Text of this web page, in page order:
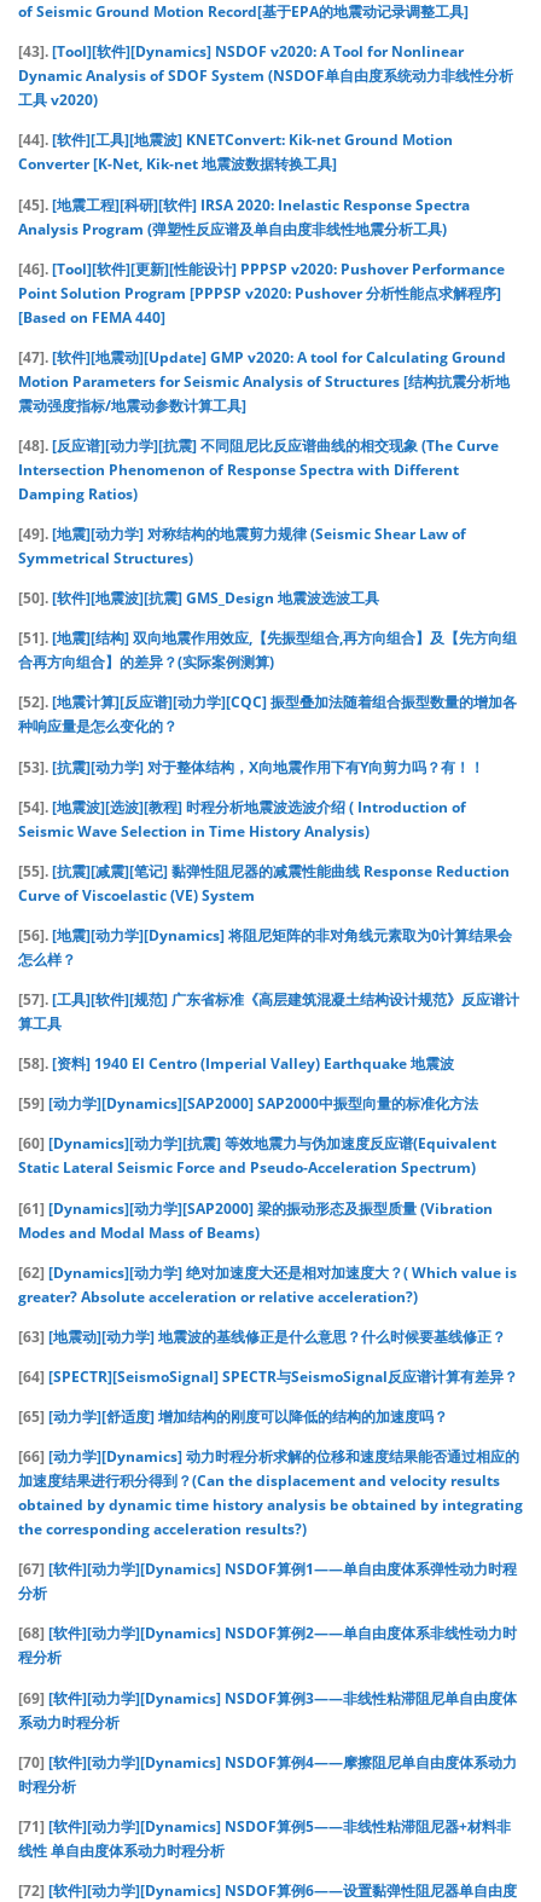
of Seismic Ground Motion Record[基于EPA的地震动记录调整工具]
[43].[Tool][软件][Dynamics] NSDOF v2020: A Tool for Nonlinear
Dynamic Analysis of SDOF System (NSDOF单自由度系统动力非线性分析
工具 v2020)
[44].[软件][工具][地震波] KNETConvert: Kik-net Ground Motion
Converter [K-Net, Kik-net 地震波数据转换工具]
[45].[地震工程][科研][软件] IRSA 2020: Inelastic Response Spectra
Analysis Program (弹塑性反应谱及单自由度非线性地震分析工具)
[46].[Tool][软件][更新][性能设计] PPPSP v2020: Pushover Performance
Point Solution Program [PPPSP v2020: Pushover 分析性能点求解程序]
[Based on FEMA 440]
[47].[软件][地震动][Update] GMP v2020: A tool for Calculating Ground
Motion Parameters for Seismic Analysis of Structures [结构抗震分析地
震动强度指标/地震动参数计算工具]
[48].[反应谱][动力学][抗震] 不同阻尼比反应谱曲线的相交现象 (The Curve
Intersection Phenomenon of Response Spectra with Different
Damping Ratios)
[49].[地震][动力学] 对称结构的地震剪力规律 (Seismic Shear Law of
Symmetrical Structures)
[50].[软件][地震波][抗震] GMS_Design 地震波选波工具
[51].[地震][结构] 双向地震作用效应,【先振型组合,再方向组合】及【先方向组
合再方向组合】的差异？(实际案例测算)
[52].[地震计算][反应谱][动力学][CQC] 振型叠加法随着组合振型数量的增加各
种响应量是怎么变化的？
[53].[抗震][动力学] 对于整体结构，X向地震作用下有Y向剪力吗？有！！
[54].[地震波][选波][教程] 时程分析地震波选波介绍 ( Introduction of
Seismic Wave Selection in Time History Analysis)
[55].[抗震][减震][笔记] 黏弹性阻尼器的减震性能曲线 Response Reduction
Curve of Viscoelastic (VE) System
[56].[地震][动力学][Dynamics] 将阻尼矩阵的非对角线元素取为0计算结果会
怎么样？
[57].[工具][软件][规范] 广东省标准《高层建筑混凝土结构设计规范》反应谱计
算工具
[58].[资料] 1940 El Centro (Imperial Valley) Earthquake 地震波
[59] [动力学][Dynamics][SAP2000] SAP2000中振型向量的标准化方法
[60] [Dynamics][动力学][抗震] 等效地震力与伪加速度反应谱(Equivalent
Static Lateral Seismic Force and Pseudo-Acceleration Spectrum)
[61] [Dynamics][动力学][SAP2000] 梁的振动形态及振型质量 (Vibration
Modes and Modal Mass of Beams)
[62] [Dynamics][动力学] 绝对加速度大还是相对加速度大？( Which value is
greater? Absolute acceleration or relative acceleration?)
[63] [地震动][动力学] 地震波的基线修正是什么意思？什么时候要基线修正？
[64] [SPECTR][SeismoSignal] SPECTR与SeismoSignal反应谱计算有差异？
[65] [动力学][舒适度] 增加结构的刚度可以降低的结构的加速度吗？
[66] [动力学][Dynamics] 动力时程分析求解的位移和速度结果能否通过相应的
加速度结果进行积分得到？(Can the displacement and velocity results
obtained by dynamic time history analysis be obtained by integrating
the corresponding acceleration results?)
[67] [软件][动力学][Dynamics] NSDOF算例1——单自由度体系弹性动力时程
分析
[68] [软件][动力学][Dynamics] NSDOF算例2——单自由度体系非线性动力时
程分析
[69] [软件][动力学][Dynamics] NSDOF算例3——非线性粘滞阻尼单自由度体
系动力时程分析
[70] [软件][动力学][Dynamics] NSDOF算例4——摩擦阻尼单自由度体系动力
时程分析
[71] [软件][动力学][Dynamics] NSDOF算例5——非线性粘滞阻尼器+材料非
线性 单自由度体系动力时程分析
[72] [软件][动力学][Dynamics] NSDOF算例6——设置黏弹性阻尼器单自由度